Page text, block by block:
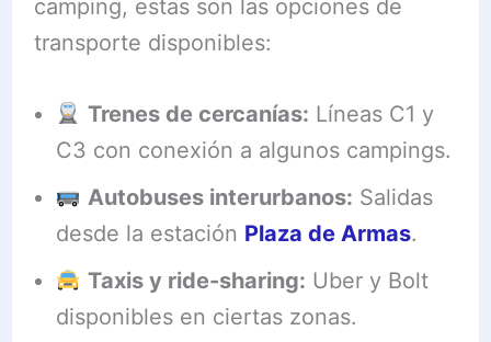
camping, estas son las opciones de
transporte disponibles:
Trenes de cercanías: Líneas C1 y
C3 con conexión a algunos campings.
Autobuses interurbanos: Salidas
desde la estación Plaza de Armas.
Taxis y ride-sharing: Uber y Bolt
disponibles en ciertas zonas.